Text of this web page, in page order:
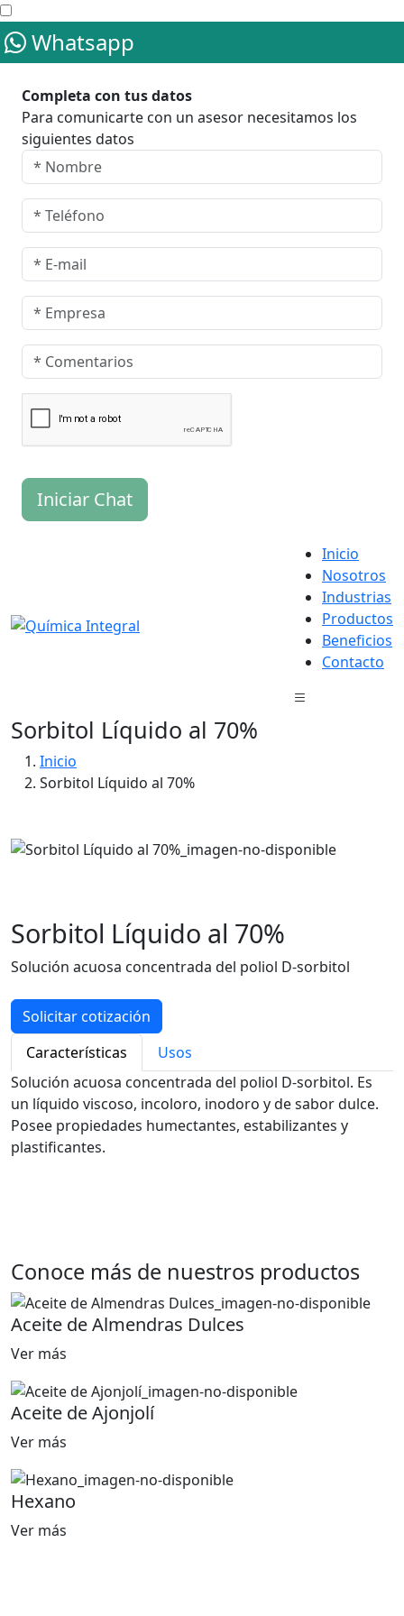
Whatsapp
Completa con tus datos
Para comunicarte con un asesor necesitamos los
siguientes datos
Iniciar Chat
Inicio
Nosotros
Industrias
Productos
Beneficios
Contacto
Sorbitol Líquido al 70%
Inicio
Sorbitol Líquido al 70%
Sorbitol Líquido al 70%
Solución acuosa concentrada del poliol D-sorbitol
Solicitar cotización
Características
Usos
Solución acuosa concentrada del poliol D-sorbitol. Es
un líquido viscoso, incoloro, inodoro y de sabor dulce.
Posee propiedades humectantes, estabilizantes y
plastificantes.
Conoce más de nuestros productos
Aceite de Almendras Dulces
Ver más
Aceite de Ajonjolí
Ver más
Hexano
Ver más